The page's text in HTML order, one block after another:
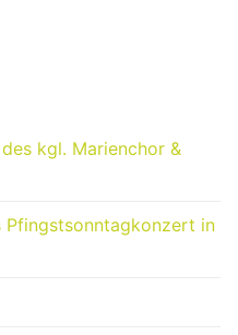
kgl. Marienchor &
Pfingstsonntagkonzert in